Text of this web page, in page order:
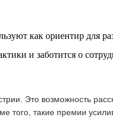
как ориентир для
и заботится о
Это возможность
того, такие премии